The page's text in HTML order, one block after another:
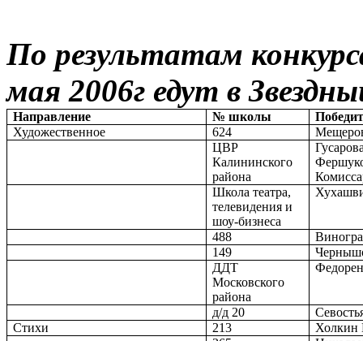
По результатам
мая 2006г едут в
Направление № школы
Художественное
624
ЦВР
Калининского
района
Школа театра,
телевидения и
шоу-бизнеса
488
149
ДДТ
Московского
района
д/д 20
Стихи
213
Холкин